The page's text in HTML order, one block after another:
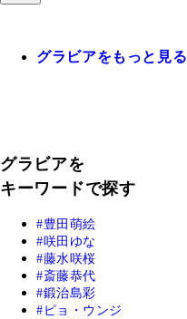
グラビアをもっと見る
グラビアを
キーワードで探す
豊田萌絵
咲田ゆな
藤水咲桜
斎藤恭代
鍛治島彩
ピョ・ウンジ